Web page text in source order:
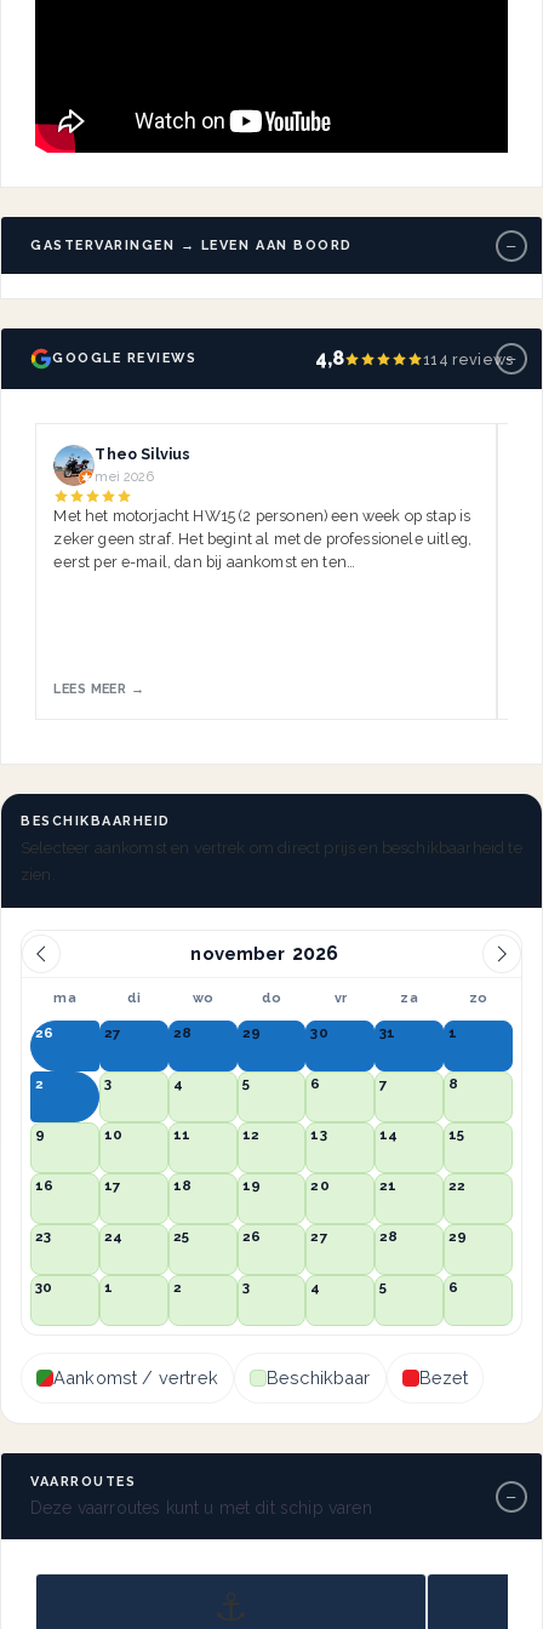
BESCHIKBAARHEID
Selecteer aankomst en vertrek om direct prijs en beschikbaarheid te
zien.
november
ma di wo do vr za zo
26 27 28 29 30 31 1
2 3 4 5 6 7 8
9 10 11 12 13 14 15
16 17 18 19 20 21 22
23 24 25 26 27 28 29
30 1 2 3 4 5 6
Aankomst / vertrek Beschikbaar Bezet
GOOGLE REVIEWS 4,8 114 reviews−
Theo Silvius
mei 2026
Met het motorjacht HW15 (2 personen) een week op stap is
zeker geen straf. Het begint al met de professionele uitleg,
eerst per e-mail, dan bij aankomst en ten…
LEES MEER →
GASTERVARINGEN → LEVEN AAN BOORD −
VAARROUTES
Deze vaarroutes kunt u met dit schip varen −
⚓